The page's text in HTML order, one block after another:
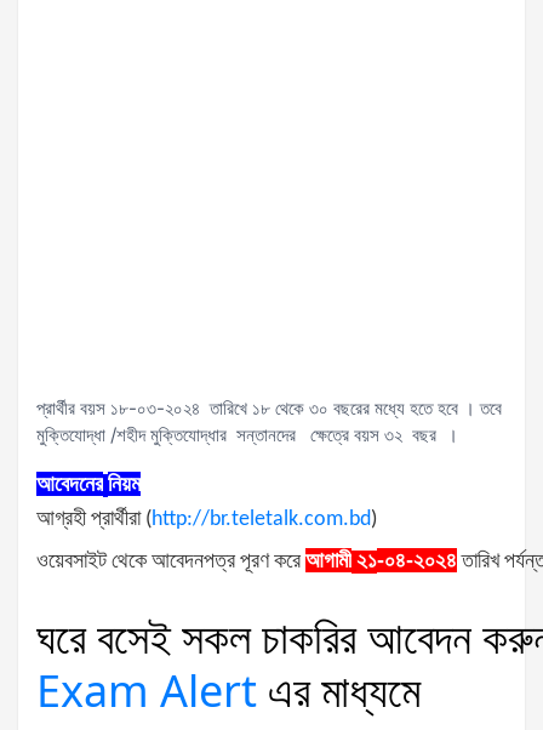
প্রার্থীর বয়স ১৮-০৩-২০২৪ তারিখে ১৮ থেকে ৩০ বছরের মধ্যে হতে হবে । তবে
মুক্তিযোদ্ধা /শহীদ মুক্তিযোদ্ধার সন্তানদের ক্ষেত্রে বয়স ৩২ বছর ।
আবেদনের নিয়ম
আগ্রহী প্রার্থীরা (http://br.teletalk.com.bd)
ওয়েবসাইট থেকে আবেদনপত্র পূরণ করে আগামী ২১-০৪-২০২৪ তারিখ
ঘরে বসেই সকল চাকরির আবেদন
Exam Alert এর মাধ্যমে